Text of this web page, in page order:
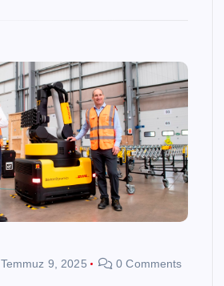
Temmuz 9, 2025 0 Comments